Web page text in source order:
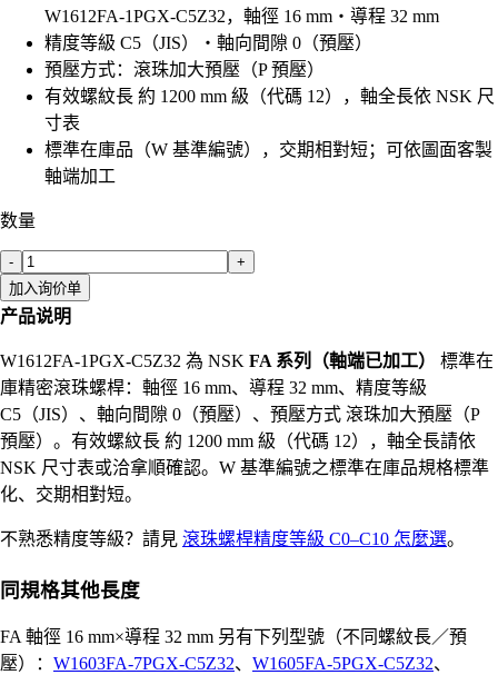
W1612FA-1PGX-C5Z32，軸徑 16 mm・導程 32 mm
精度等級 C5（JIS）・軸向間隙 0（預壓）
預壓方式：滾珠加大預壓（P 預壓）
有效螺紋長 約 1200 mm 級（代碼 12），軸全長依 NSK 尺
寸表
標準在庫品（W 基準編號），交期相對短；可依圖面客製
軸端加工
数量
-
+
加入询价单
产品说明
W1612FA-1PGX-C5Z32 為 NSK FA 系列（軸端已加工）
標準在
庫精密滾珠螺桿：軸徑 16 mm、導程 32 mm、精度等級
C5（JIS）、軸向間隙 0（預壓）、預壓方式 滾珠加大預壓（P
預壓）。有效螺紋長 約 1200 mm 級（代碼 12），軸全長請依
NSK 尺寸表或洽拿順確認。W 基準編號之標準在庫品規格標準
化、交期相對短。
不熟悉精度等級？請見 滾珠螺桿精度等級 C0–C10 怎麼選。
同規格其他長度
FA 軸徑 16 mm×導程 32 mm 另有下列型號（不同螺紋長／預
壓）： W1603FA-7PGX-C5Z32、 W1605FA-5PGX-C5Z32、